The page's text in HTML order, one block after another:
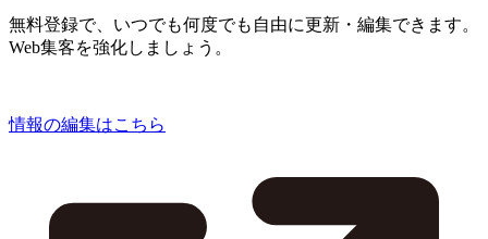
無料登録で、いつでも何度でも自由に更新・編集できます。
Web集客を強化しましょう。
情報の編集はこちら